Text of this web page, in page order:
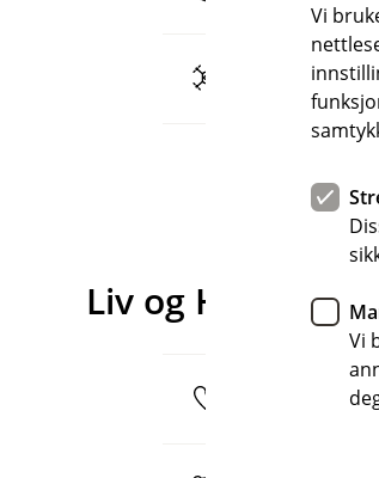
Drone (pdf)
Liv og Helse
Vi
Vi